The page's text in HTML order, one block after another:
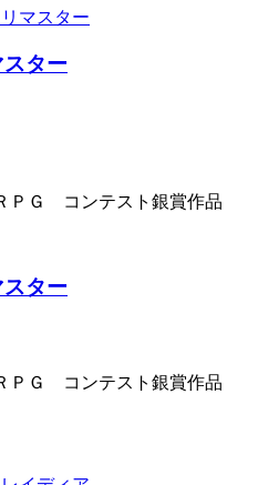
ター
ＰＧ コンテスト銀賞作品
ター
ＰＧ コンテスト銀賞作品